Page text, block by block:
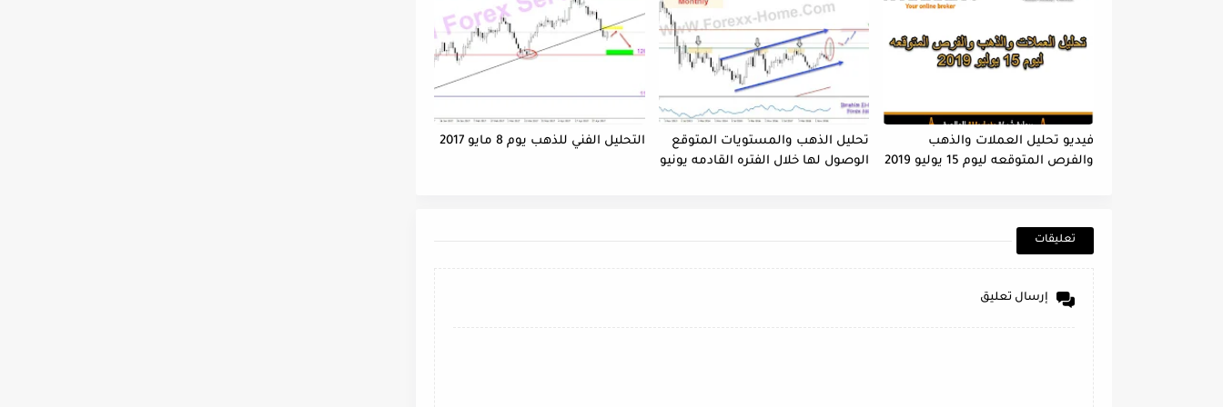
فيديو تحليل العملات والذهب
والفرص المتوقعه ليوم 15 يوليو 2019
تحليل الذهب والمستويات المتوقع
الوصول لها خلال الفتره القادمه يونيو
التحليل الفني للذهب يوم 8 مايو 2017
تعليقات
إرسال تعليق